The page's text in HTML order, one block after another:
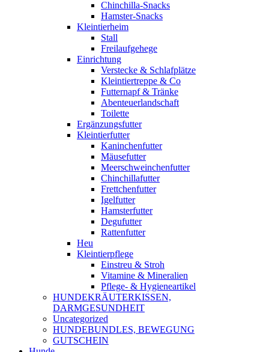
Chinchilla-Snacks
Hamster-Snacks
Kleintierheim
Stall
Freilaufgehege
Einrichtung
Verstecke & Schlafplätze
Kleintiertreppe & Co
Futternapf & Tränke
Abenteuerlandschaft
Toilette
Ergänzungsfutter
Kleintierfutter
Kaninchenfutter
Mäusefutter
Meerschweinchenfutter
Chinchillafutter
Frettchenfutter
Igelfutter
Hamsterfutter
Degufutter
Rattenfutter
Heu
Kleintierpflege
Einstreu & Stroh
Vitamine & Mineralien
Pflege- & Hygieneartikel
HUNDEKRÄUTERKISSEN,
DARMGESUNDHEIT
Uncategorized
HUNDEBUNDLES, BEWEGUNG
GUTSCHEIN